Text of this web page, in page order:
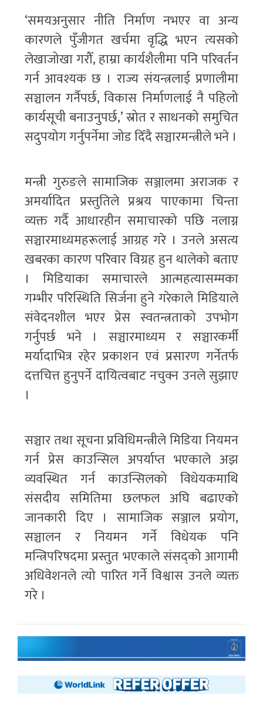
‘समयअनुसार नीति निर्माण नभएर वा अन्य
कारणले पुँजीगत खर्चमा वृद्धि भएन त्यसको
लेखाजोखा गरौँ, हाम्रा कार्यशैलीमा पनि परिवर्तन
गर्न आवश्यक छ । राज्य संयन्त्रलाई प्रणालीमा
सञ्चालन गर्नैपर्छ, विकास निर्माणलाई नै पहिलो
कार्यसूची बनाउनुपर्छ,’ स्रोत र साधनको समुचित
सदुपयोग गर्नुपर्नेमा जोड दिँदै सञ्चारमन्त्रीले भने ।
मन्त्री गुरुङले सामाजिक सञ्जालमा अराजक र
अमर्यादित प्रस्तुतिले प्रश्रय पाएकामा चिन्ता
व्यक्त गर्दै आधारहीन समाचारको पछि नलाग्न
सञ्चारमाध्यमहरूलाई आग्रह गरे । उनले असत्य
खबरका कारण परिवार विग्रह हुन थालेको बताए
। मिडियाका समाचारले आत्महत्यासम्मका
गम्भीर परिस्थिति सिर्जना हुने गरेकाले मिडियाले
संवेदनशील भएर प्रेस स्वतन्त्रताको उपभोग
गर्नुपर्छ भने । सञ्चारमाध्यम र सञ्चारकर्मी
मर्यादाभित्र रहेर प्रकाशन एवं प्रसारण गर्नेतर्फ
दत्तचित्त हुनुपर्ने दायित्वबाट नचुक्न उनले सुझाए
।
सञ्चार तथा सूचना प्रविधिमन्त्रीले मिडिया नियमन
गर्न प्रेस काउन्सिल अपर्याप्त भएकाले अझ
व्यवस्थित गर्न काउन्सिलको विधेयकमाथि
संसदीय समितिमा छलफल अघि बढाएको
जानकारी दिए । सामाजिक सञ्जाल प्रयोग,
सञ्चालन र नियमन गर्ने विधेयक पनि
मन्त्रिपरिषदमा प्रस्तुत भएकाले संसद्को आगामी
अधिवेशनले त्यो पारित गर्ने विश्वास उनले व्यक्त
गरे ।